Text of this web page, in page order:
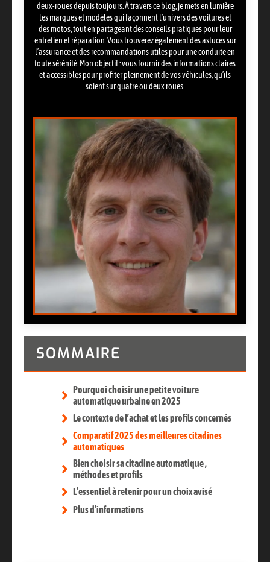
deux-roues depuis toujours. À travers ce blog, je mets en lumière
les marques et modèles qui façonnent l’univers des voitures et
des motos, tout en partageant des conseils pratiques pour leur
entretien et réparation. Vous trouverez également des astuces sur
l’assurance et des recommandations utiles pour une conduite en
toute sérénité. Mon objectif : vous fournir des informations claires
et accessibles pour profiter pleinement de vos véhicules, qu’ils
soient sur quatre ou deux roues.
SOMMAIRE
Pourquoi choisir une petite voiture
automatique urbaine en 2025
Le contexte de l’achat et les profils concernés
Comparatif 2025 des meilleures citadines
automatiques
Bien choisir sa citadine automatique ,
méthodes et profils
L’essentiel à retenir pour un choix avisé
Plus d’informations